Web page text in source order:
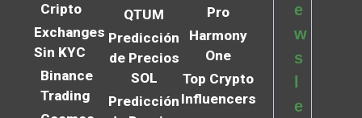
Cripto
Exchanges
Sin KYC
Binance
Trading
QTUM
Predicción
de Precios
SOL
Predicción
Pro
Harmony
One
Top Crypto
Influencers
e
w
s
e